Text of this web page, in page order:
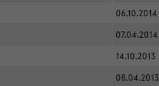
06.10.2014
07.04.2014
14.10.2013
08.04.2013